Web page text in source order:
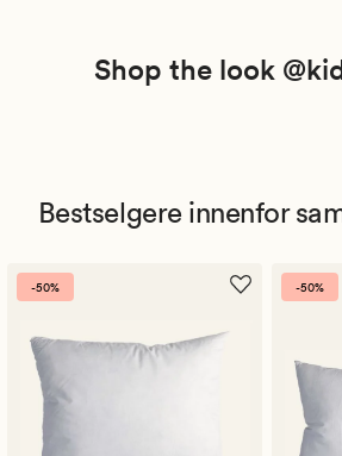
Shop the look
Bestselgere innenfor
-50% -50%